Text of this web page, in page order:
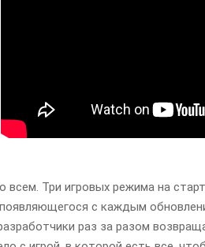
Три игровых режима на
с каждым
раз за разом